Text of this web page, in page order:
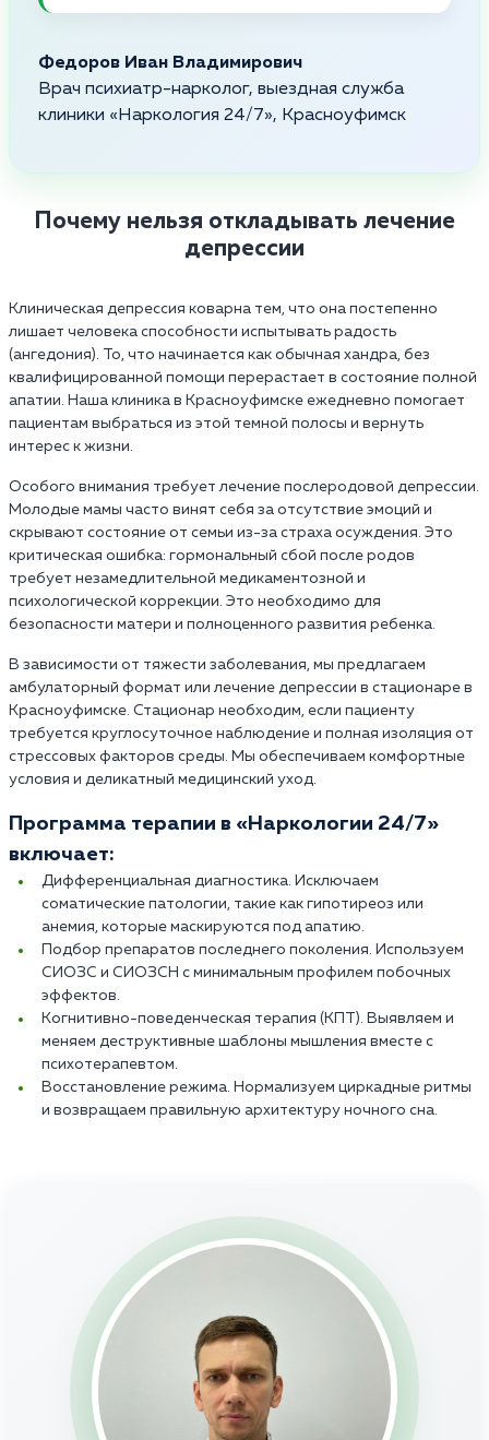
Федоров Иван Владимирович
Врач психиатр-нарколог, выездная служба
клиники «Наркология 24/7», Красноуфимск
Почему нельзя откладывать лечение
депрессии
Клиническая депрессия коварна тем, что она постепенно
лишает человека способности испытывать радость
(ангедония). То, что начинается как обычная хандра, без
квалифицированной помощи перерастает в состояние полной
апатии. Наша клиника в Красноуфимске ежедневно помогает
пациентам выбраться из этой темной полосы и вернуть
интерес к жизни.
Особого внимания требует лечение послеродовой депрессии.
Молодые мамы часто винят себя за отсутствие эмоций и
скрывают состояние от семьи из-за страха осуждения. Это
критическая ошибка: гормональный сбой после родов
требует незамедлительной медикаментозной и
психологической коррекции. Это необходимо для
безопасности матери и полноценного развития ребенка.
В зависимости от тяжести заболевания, мы предлагаем
амбулаторный формат или лечение депрессии в стационаре в
Красноуфимске. Стационар необходим, если пациенту
требуется круглосуточное наблюдение и полная изоляция от
стрессовых факторов среды. Мы обеспечиваем комфортные
условия и деликатный медицинский уход.
Программа терапии в «Наркологии 24/7»
включает:
Дифференциальная диагностика. Исключаем
соматические патологии, такие как гипотиреоз или
анемия, которые маскируются под апатию.
Подбор препаратов последнего поколения. Используем
СИОЗС и СИОЗСН с минимальным профилем побочных
эффектов.
Когнитивно-поведенческая терапия (КПТ). Выявляем и
меняем деструктивные шаблоны мышления вместе с
психотерапевтом.
Восстановление режима. Нормализуем циркадные ритмы
и возвращаем правильную архитектуру ночного сна.